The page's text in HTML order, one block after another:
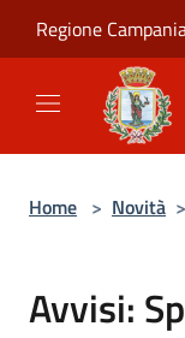
Regione
Home > Novità >
Avvisi: